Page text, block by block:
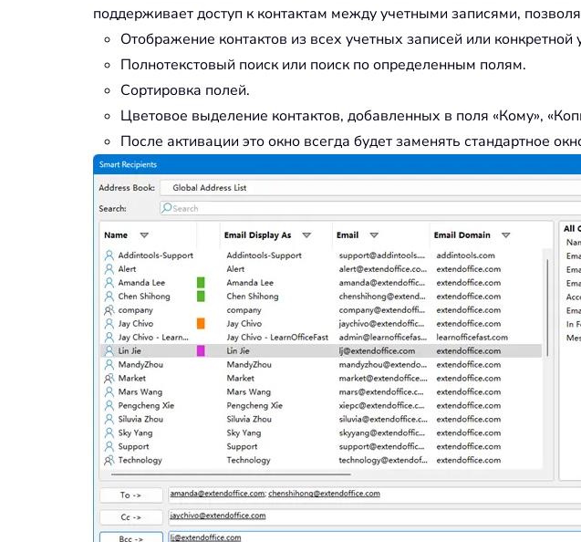
поддерживает доступ к контактам между учетными записями,
Отображение контактов из всех учетных записей или конкретной
Полнотекстовый поиск или поиск по определенным полям.
Сортировка полей.
Цветовое выделение контактов, добавленных в поля «Кому»,
После активации это окно всегда будет заменять стандартное